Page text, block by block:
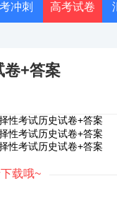
冲刺 高考试卷
卷+答案
载哦~